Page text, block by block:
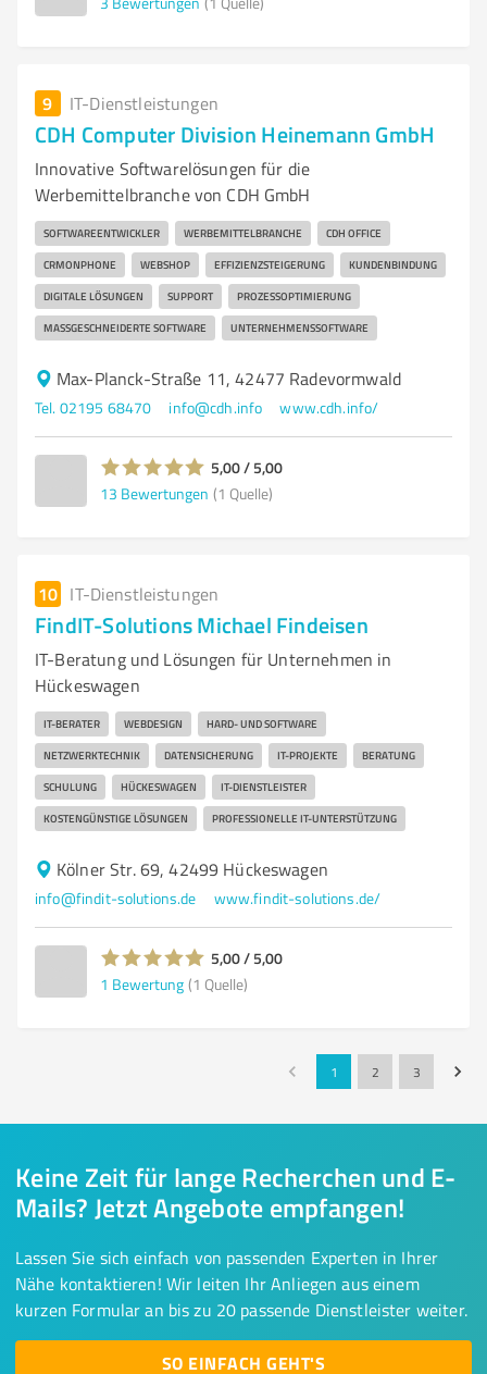
9 IT-Dienstleistungen
CDH Computer Division Heinemann GmbH
Innovative Softwarelösungen für die
Werbemittelbranche von CDH GmbH
SOFTWAREENTWICKLER WERBEMITTELBRANCHE CDH OFFICE
CRMONPHONE WEBSHOP EFFIZIENZSTEIGERUNG KUNDENBINDUNG
DIGITALE LÖSUNGEN SUPPORT PROZESSOPTIMIERUNG
MASSGESCHNEIDERTE SOFTWARE UNTERNEHMENSSOFTWARE
Max-Planck-Straße 11, 42477 Radevormwald
Tel. 02195 68470 info@cdh.info www.cdh.info/
5,00 / 5,00
13 Bewertungen (1 Quelle)
10 IT-Dienstleistungen
FindIT-Solutions Michael Findeisen
IT-Beratung und Lösungen für Unternehmen in
Hückeswagen
IT-BERATER WEBDESIGN HARD- UND SOFTWARE
NETZWERKTECHNIK DATENSICHERUNG IT-PROJEKTE BERATUNG
SCHULUNG HÜCKESWAGEN IT-DIENSTLEISTER
KOSTENGÜNSTIGE LÖSUNGEN PROFESSIONELLE IT-UNTERSTÜTZUNG
Kölner Str. 69, 42499 Hückeswagen
info@findit-solutions.de www.findit-solutions.de/
5,00 / 5,00
1 Bewertung (1 Quelle)
1 2 3
Keine Zeit für lange Recherchen und E-
Mails? Jetzt Angebote empfangen!
Lassen Sie sich einfach von passenden Experten in Ihrer
Nähe kontaktieren! Wir leiten Ihr Anliegen aus einem
kurzen Formular an bis zu 20 passende Dienstleister weiter.
SO EINFACH GEHT'S